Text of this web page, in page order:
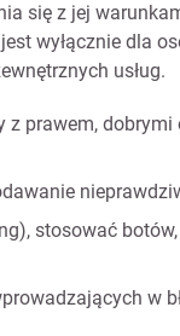
się z jej
wyłącznie dla
usług.
prawem,
stosować
w